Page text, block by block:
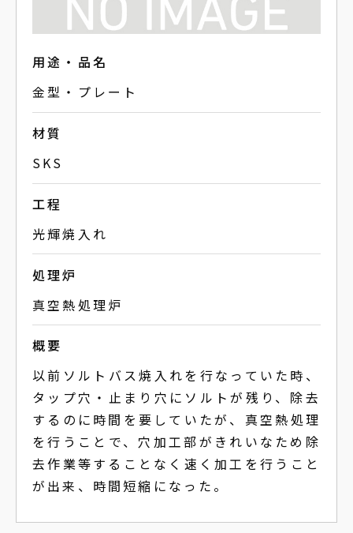
用途・品名
金型・プレート
材質
SKS
工程
光輝焼入れ
処理炉
真空熱処理炉
概要
以前ソルトバス焼入れを行なっていた時、
タップ穴・止まり穴にソルトが残り、除去
するのに時間を要していたが、真空熱処理
を行うことで、穴加工部がきれいなため除
去作業等することなく速く加工を行うこと
が出来、時間短縮になった。